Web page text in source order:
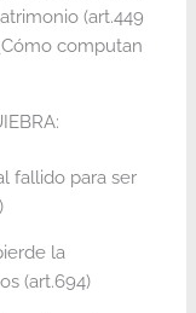
(art.449
computan
fallido para ser
la
(art.694)